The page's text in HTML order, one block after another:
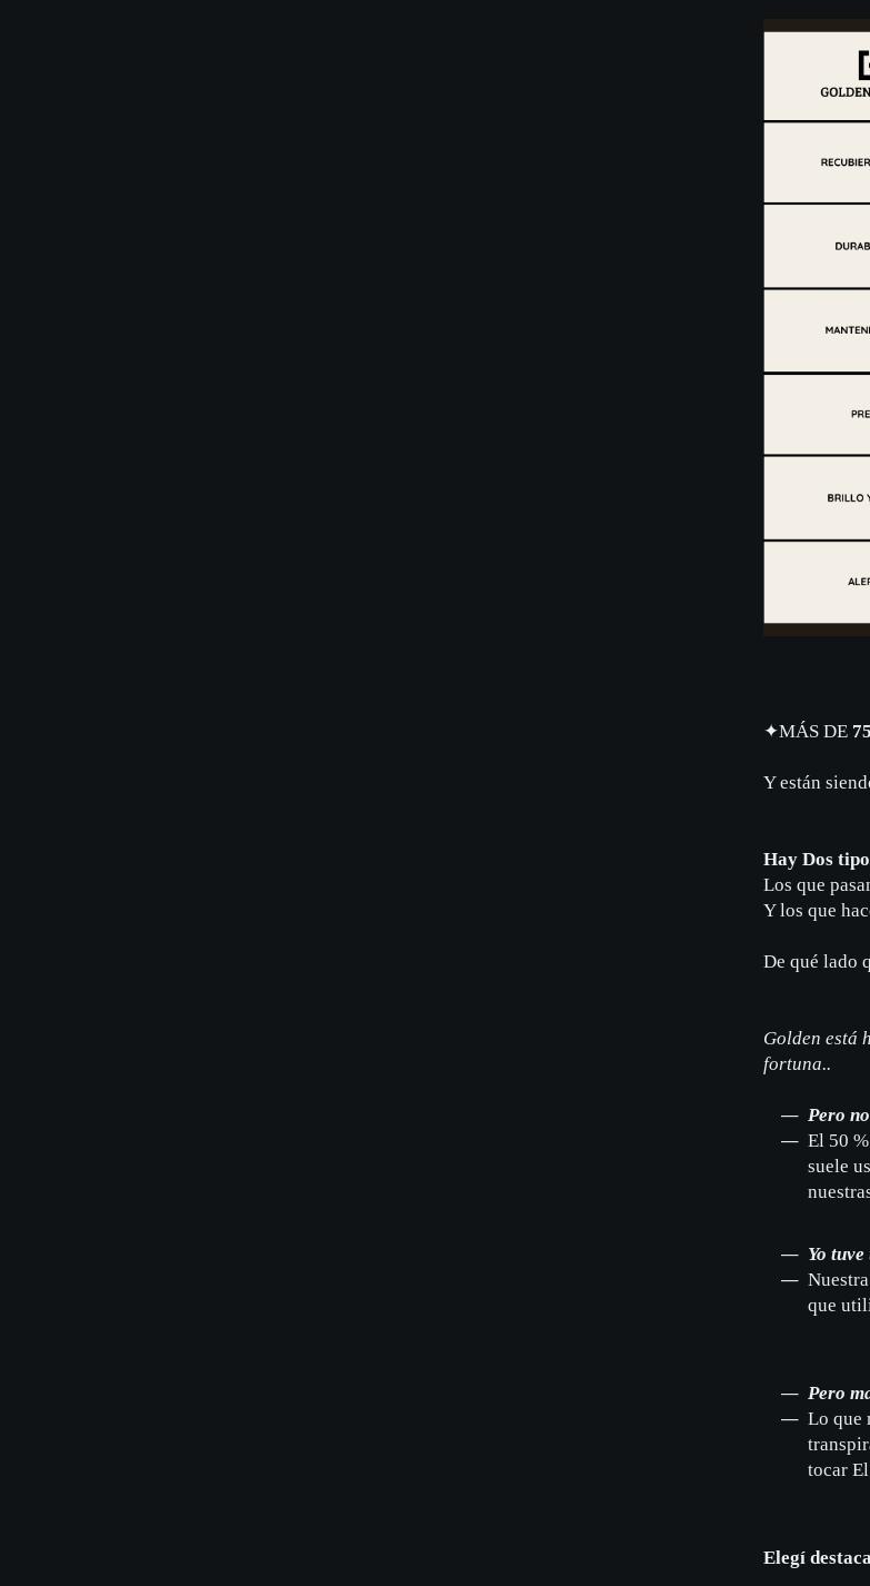
✦MÁS DE
Y están
Hay Dos
Los que
Y los que
De qué lado
Golden está
fortuna..
Pero
El 50
suele
Yo
que
Pero
Lo que
tocar
Elegí